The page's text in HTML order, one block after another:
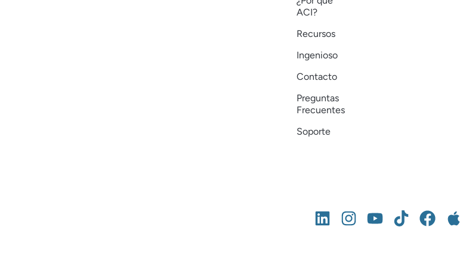
ACI?
Recursos
Ingenioso
Contacto
Preguntas
Frecuentes
Soporte